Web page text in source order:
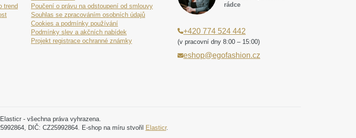
trend
Poučení o právu na odstoupení od smlouvy
Souhlas se zpracováním osobních údajů
Cookies a podmínky používání
Podmínky slev a akčních nabídek
Projekt registrace ochranné známky
rádce
+420 774 524 442
(v pracovní dny 8:00 – 15:00)
eshop@egofashion.cz
- všechna práva vyhrazena.
DIČ: CZ25992864. E-shop na míru stvořil
Elasticr.